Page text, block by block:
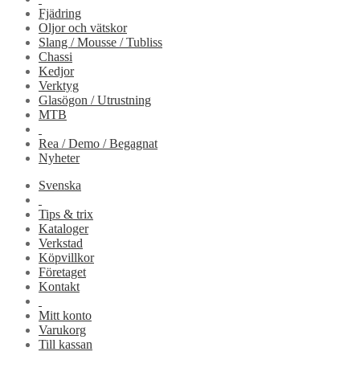
Fjädring
Oljor och vätskor
Slang / Mousse / Tubliss
Chassi
Kedjor
Verktyg
Glasögon / Utrustning
MTB
Rea / Demo / Begagnat
Nyheter
Svenska
Tips & trix
Kataloger
Verkstad
Köpvillkor
Företaget
Kontakt
Mitt konto
Varukorg
Till kassan